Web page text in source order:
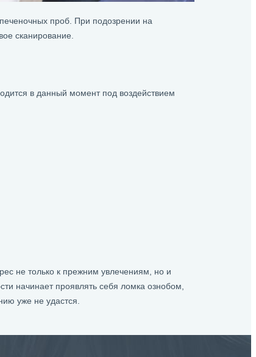
проб. При подозрении на
сканирование.
в данный момент под воздействием
не только к прежним увлечениям, но и
начинает проявлять себя ломка ознобом,
уже не удастся.